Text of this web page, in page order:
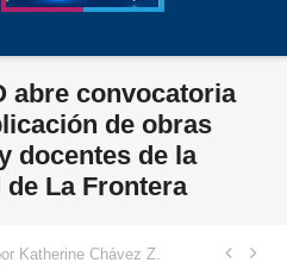
abre convocatoria
de obras
docentes de la
La Frontera
Katherine Chávez Z.